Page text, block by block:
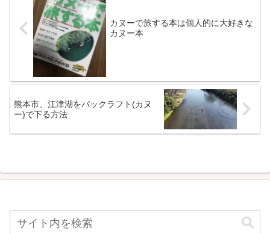
カヌーで旅する本は個人的に大好きな
カヌー本
熊本市、江津湖をパックラフト(カヌ
ー)で下る方法